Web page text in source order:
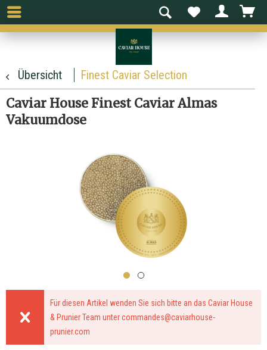
Übersicht Finest Caviar Selection
Caviar House Finest Caviar Almas
Vakuumdose
Für diesen Artikel wenden Sie sich bitte an das Caviar House
& Prunier Team untercommandes@caviarhouse-
prunier.com